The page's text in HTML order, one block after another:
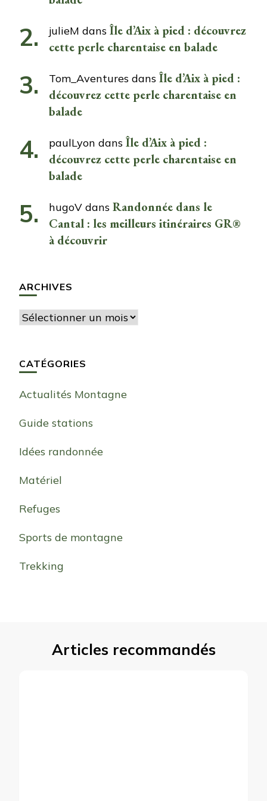
julieM dans Île d’Aix à pied : découvrez
cette perle charentaise en balade
Tom_Aventures dans Île d’Aix à pied :
découvrez cette perle charentaise en
balade
paulLyon dans Île d’Aix à pied :
découvrez cette perle charentaise en
balade
hugoV dans Randonnée dans le
Cantal : les meilleurs itinéraires GR®
à découvrir
ARCHIVES
Archives
CATÉGORIES
Actualités Montagne
Guide stations
Idées randonnée
Matériel
Refuges
Sports de montagne
Trekking
Articles recommandés